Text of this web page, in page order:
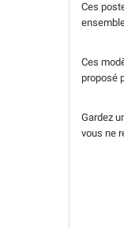
Ces
Ces
proposé
Gardez
vous ne